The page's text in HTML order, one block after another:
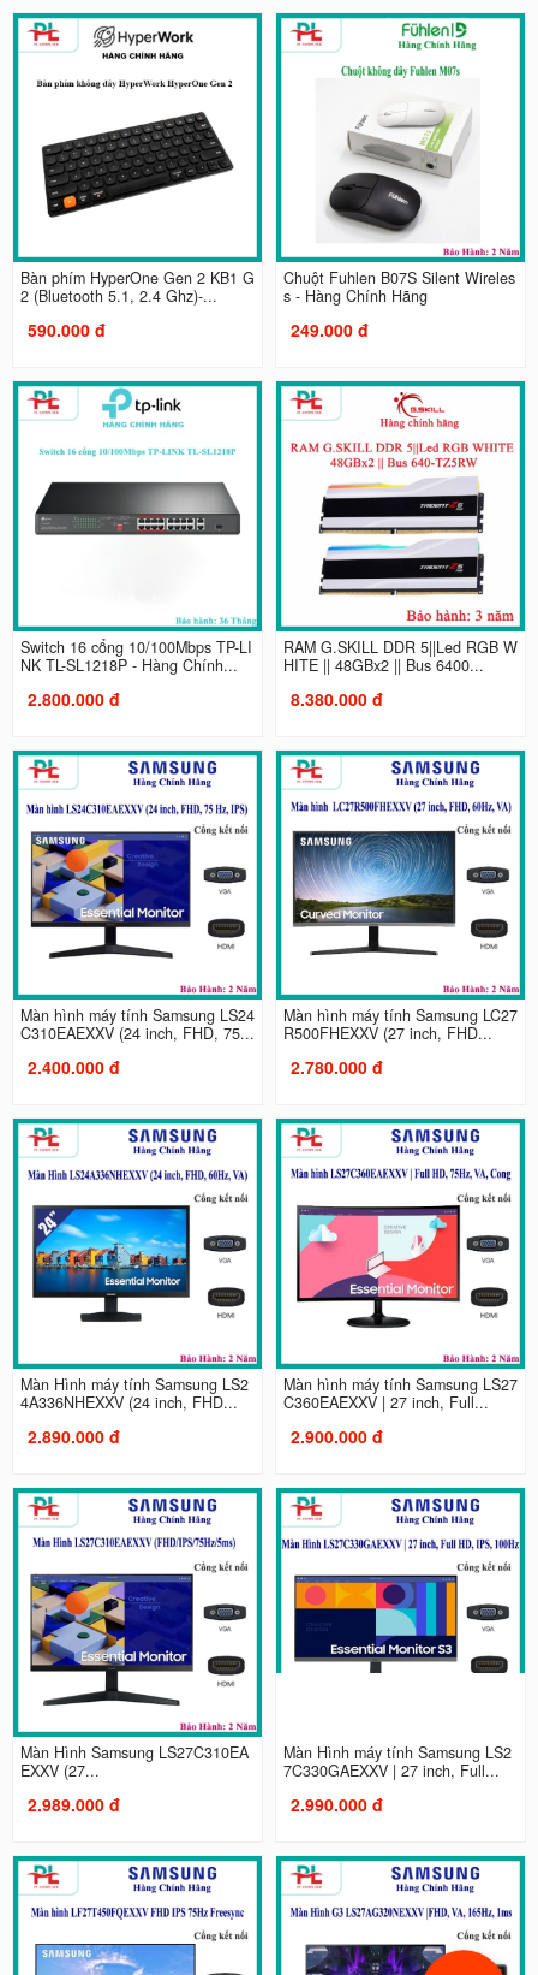
Bàn phím HyperOne Gen 2 KB1 G
2 (Bluetooth 5.1, 2.4 Ghz)-...
590.000 đ
Chuột Fuhlen B07S Silent Wireles
s - Hàng Chính Hãng
249.000 đ
Switch 16 cổng 10/100Mbps TP-LI
NK TL-SL1218P - Hàng Chính...
2.800.000 đ
RAM G.SKILL DDR 5||Led RGB W
HITE || 48GBx2 || Bus 6400...
8.380.000 đ
Màn hình máy tính Samsung LS24
C310EAEXXV (24 inch, FHD, 75...
2.400.000 đ
Màn hình máy tính Samsung LC27
R500FHEXXV (27 inch, FHD...
2.780.000 đ
Màn Hình máy tính Samsung LS2
4A336NHEXXV (24 inch, FHD...
2.890.000 đ
Màn hình máy tính Samsung LS27
C360EAEXXV | 27 inch, Full...
2.900.000 đ
Màn Hình Samsung LS27C310EA
EXXV (27...
2.989.000 đ
Màn Hình máy tính Samsung LS2
7C330GAEXXV | 27 inch, Full...
2.990.000 đ